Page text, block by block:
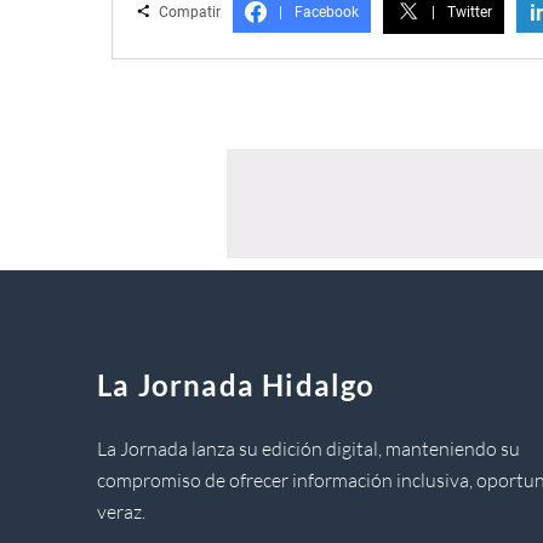
Compatir Facebook Twitter
La Jornada Hidalgo
La Jornada lanza su edición digital, manteniendo su
compromiso de ofrecer información inclusiva,
veraz.